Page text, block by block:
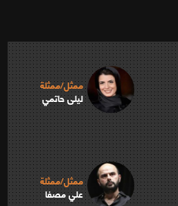
ممثل/ممثلة
ليلى حاتمي
ممثل/ممثلة
علي مصفا